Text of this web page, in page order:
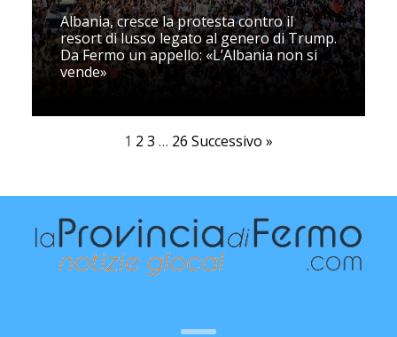
Albania, cresce la protesta contro il
resort di lusso legato al genero di Trump.
Da Fermo un appello: «L’Albania non si
vende»
1 2 3 … 26 Successivo »